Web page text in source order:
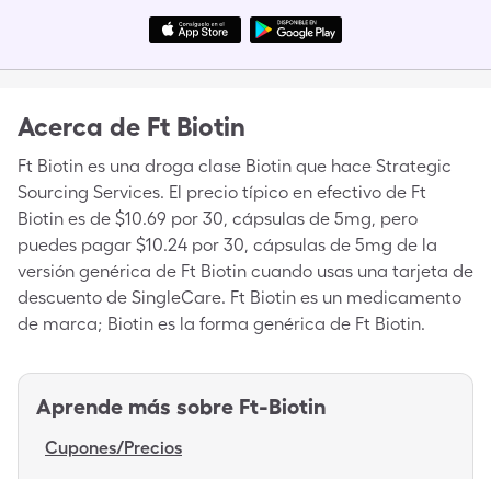
Acerca de Ft Biotin
Ft Biotin es una droga clase Biotin que hace Strategic
Sourcing Services. El precio típico en efectivo de Ft
Biotin es de $10.69 por 30, cápsulas de 5mg, pero
puedes pagar $10.24 por 30, cápsulas de 5mg de la
versión genérica de Ft Biotin cuando usas una tarjeta de
descuento de SingleCare. Ft Biotin es un medicamento
de marca; Biotin es la forma genérica de Ft Biotin.
Aprende más sobre Ft-Biotin
Cupones/Precios